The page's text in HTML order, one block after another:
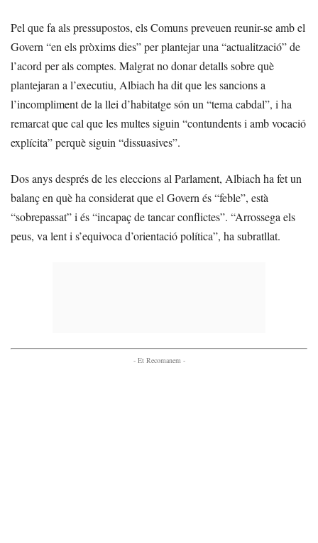
Pel que fa als pressupostos, els Comuns preveuen reunir-se amb el
Govern “en els pròxims dies” per plantejar una “actualització” de
l’acord per als comptes. Malgrat no donar detalls sobre què
plantejaran a l’executiu, Albiach ha dit que les sancions a
l’incompliment de la llei d’habitatge són un “tema cabdal”, i ha
remarcat que cal que les multes siguin “contundents i amb vocació
explícita” perquè siguin “dissuasives”.
Dos anys després de les eleccions al Parlament, Albiach ha fet un
balanç en què ha considerat que el Govern és “feble”, està
“sobrepassat” i és “incapaç de tancar conflictes”. “Arrossega els
peus, va lent i s’equivoca d’orientació política”, ha subratllat.
- Et Recomanem -